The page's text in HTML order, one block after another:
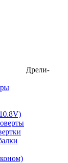
Дрели-